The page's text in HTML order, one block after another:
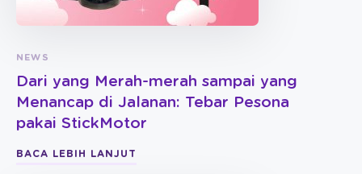
NEWS
Dari yang Merah-merah sampai yang
Menancap di Jalanan: Tebar Pesona
pakai StickMotor
BACA LEBIH LANJUT